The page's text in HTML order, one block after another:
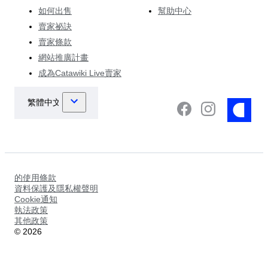
如何出售
賣家祕訣
賣家條款
網站推廣計畫
成為Catawiki Live賣家
幫助中心
的使用條款
資料保護及隱私權聲明
Cookie通知
執法政策
其他政策
© 2026